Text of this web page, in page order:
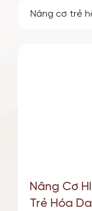
Nâng Cơ
Trẻ Hóa